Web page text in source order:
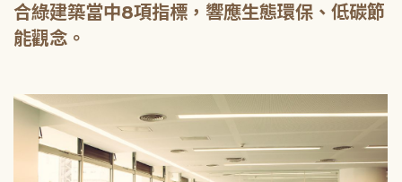
合綠建築當中8項指標，響應生態環保、低碳節
能觀念。